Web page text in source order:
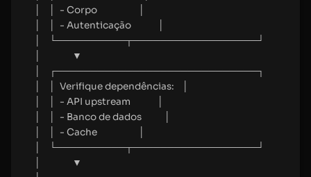
│    │  - Corpo                    │
│    │  - Autenticação             │
│    └──────────┬──────────────────┘
│               ▼
│    ┌─────────────────────────────┐
│    │  Verifique dependências:    │
│    │  - API upstream             │
│    │  - Banco de dados           │
│    │  - Cache                    │
│    └──────────┬──────────────────┘
│               ▼